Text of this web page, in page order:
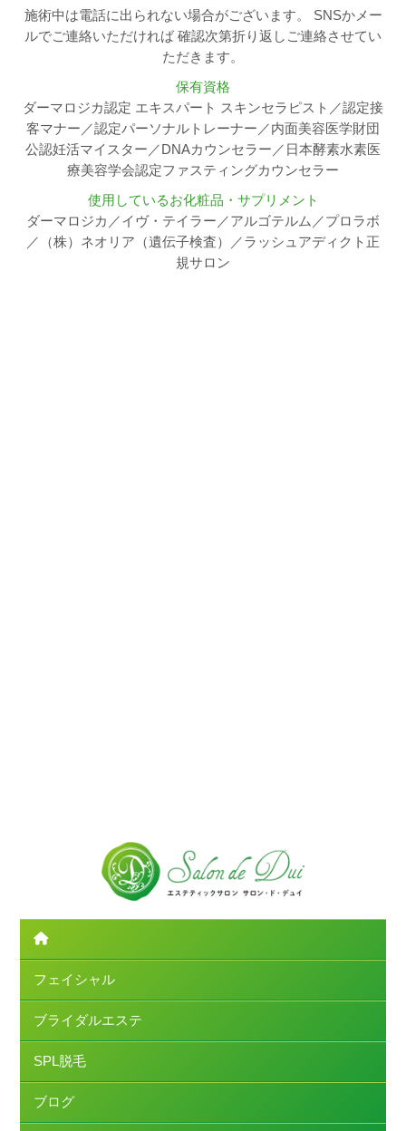
施術中は電話に出られない場合がございます。
SNSかメー
ルでご連絡いただければ 確認次第折り返しご連絡させてい
ただきます。
保有資格
ダーマロジカ認定 エキスパート スキンセラピスト／認定接
客マナー／認定パーソナルトレーナー／内面美容医学財団
公認妊活マイスター／DNAカウンセラー／日本酵素水素医
療美容学会認定ファスティングカウンセラー
使用しているお化粧品・サプリメント
ダーマロジカ／イヴ・テイラー／アルゴテルム／プロラボ
／（株）ネオリア（遺伝子検査）／ラッシュアディクト正
規サロン
フェイシャル
ブライダルエステ
SPL脱毛
ブログ